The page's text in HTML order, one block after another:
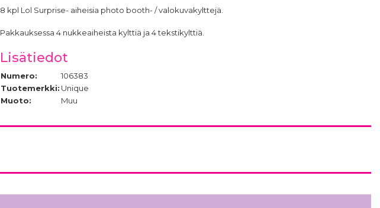
8 kpl Lol Surprise- aiheisia photo booth- / valokuvakylttejä.
Pakkauksessa 4 nukkeaiheista kylttiä ja 4 tekstikylttiä.
Lisätiedot
Numero:
106383
Tuotemerkki: Unique
Muoto:
Muu